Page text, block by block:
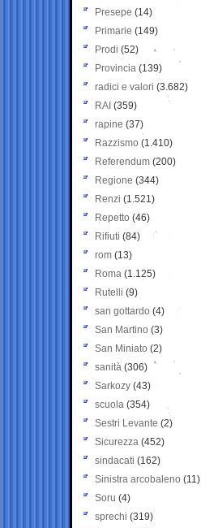
Presepe (14)
Primarie (149)
Prodi (52)
Provincia (139)
radici e valori (3.682)
RAI (359)
rapine (37)
Razzismo (1.410)
Referendum (200)
Regione (344)
Renzi (1.521)
Repetto (46)
Rifiuti (84)
rom (13)
Roma (1.125)
Rutelli (9)
san gottardo (4)
San Martino (3)
San Miniato (2)
sanità (306)
Sarkozy (43)
scuola (354)
Sestri Levante (2)
Sicurezza (452)
sindacati (162)
Sinistra arcobaleno (11)
Soru (4)
sprechi (319)